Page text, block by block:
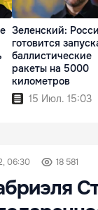
Зеленский:
готовится
баллистические
ракеты на 5000
километров
15 Июл. 15:03
06:30 18 581